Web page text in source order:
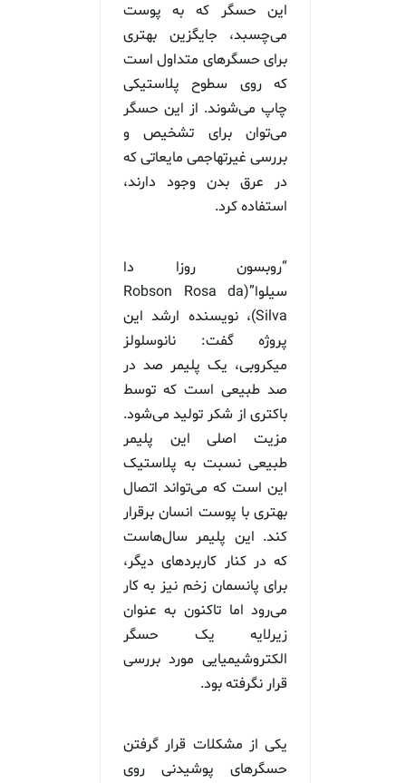
این حسگر که به پوست
می‌چسبد، جایگزین بهتری
برای حسگرهای متداول است
که روی سطوح پلاستیکی
چاپ می‌شوند. از این حسگر
می‌توان برای تشخیص و
بررسی غیرتهاجمی مایعاتی که
در عرق بدن وجود دارند،
استفاده کرد.
“روبسون روزا دا
سیلوا”(Robson Rosa da
Silva)، نویسنده ارشد این
پروژه گفت: نانوسلولز
میکروبی، یک پلیمر صد در
صد طبیعی است که توسط
باکتری از شکر تولید می‌شود.
مزیت اصلی این پلیمر
طبیعی نسبت به پلاستیک
این است که می‌تواند اتصال
بهتری با پوست انسان برقرار
کند. این پلیمر سال‌هاست
که در کنار کاربردهای دیگر،
برای پانسمان زخم نیز به کار
می‌رود اما تاکنون به عنوان
زیرلایه یک حسگر
الکتروشیمیایی مورد بررسی
قرار نگرفته بود.
یکی از مشکلات قرار گرفتن
حسگرهای پوشیدنی روی